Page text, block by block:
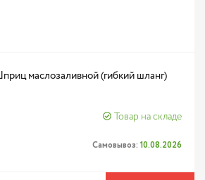
маслозаливной (гибкий шланг)
Товар на складе
Самовывоз: 10.08.2026